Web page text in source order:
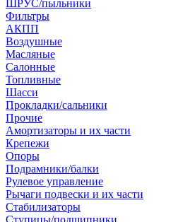
ШРУС/пыльники
Фильтры
АКПП
Воздушные
Масляные
Салонные
Топливные
Шасси
Прокладки/сальники
Прочие
Амортизаторы и их части
Крепежи
Опоры
Подрамники/балки
Рулевое управление
Рычаги подвески и их части
Стабилизаторы
Ступицы/подшипники